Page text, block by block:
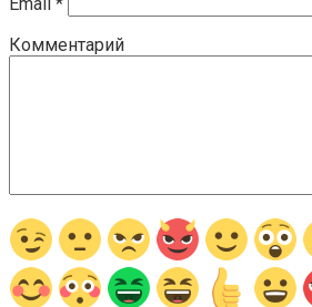
Комментарий